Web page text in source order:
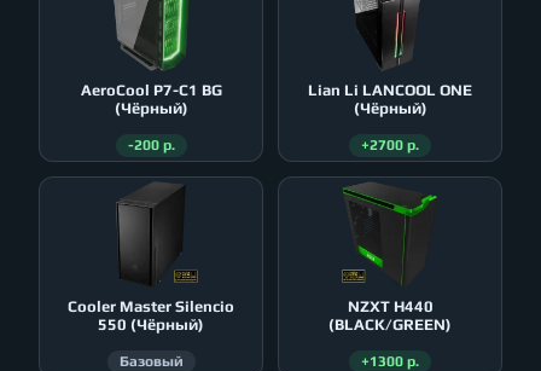
AeroСool P7-C1 BG
(Чёрный)
-200 р.
Lian Li LANCOOL ONE
(Чёрный)
+2700 р.
Cooler Master Silencio
550 (Чёрный)
Базовый
NZXT H440
(BLACK/GREEN)
+1300 р.